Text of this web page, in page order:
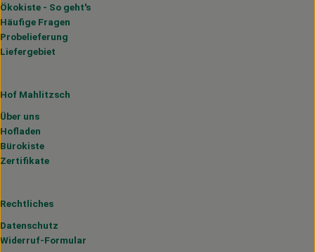
Ökokiste - So geht's
Häufige Fragen
Probelieferung
Liefergebiet
Hof Mahlitzsch
Über uns
Hofladen
Bürokiste
Zertifikate
Rechtliches
Datenschutz
Widerruf-Formular